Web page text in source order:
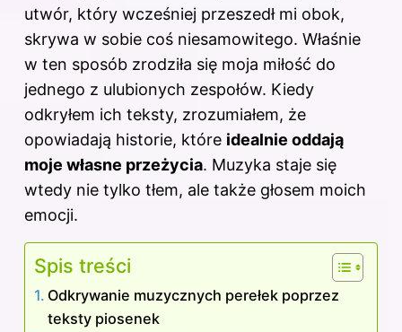
utwór, który wcześniej przeszedł mi obok,
skrywa w sobie coś niesamowitego. Właśnie
w ten sposób zrodziła się moja miłość do
jednego z ulubionych zespołów. Kiedy
odkryłem ich teksty, zrozumiałem, że
opowiadają historie, które idealnie oddają
moje własne przeżycia. Muzyka staje się
wtedy nie tylko tłem, ale także głosem moich
emocji.
Spis treści
Odkrywanie muzycznych perełek poprzez
teksty piosenek